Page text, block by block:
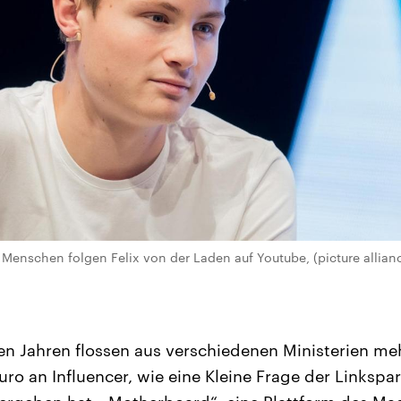
folgen Felix von der Laden auf Youtube, (picture
Jahren flossen aus verschiedenen Ministerien
an Influencer, wie eine Kleine Frage der